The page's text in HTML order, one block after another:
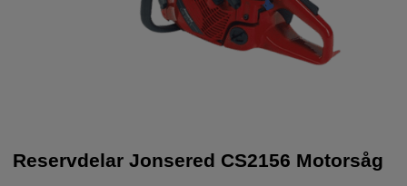
Reservdelar Jonsered CS2156 Motorsåg